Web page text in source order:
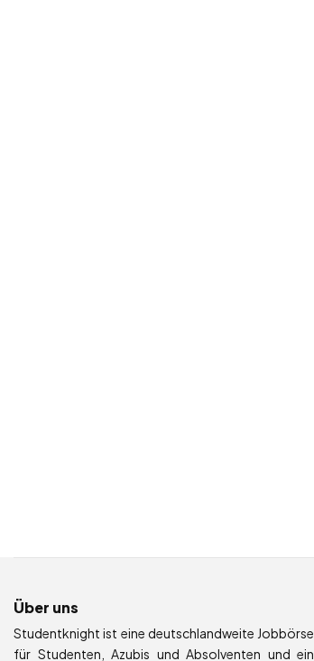
Über uns
Studentknight ist eine deutschlandweite Jobbörse
für Studenten, Azubis und Absolventen und ein